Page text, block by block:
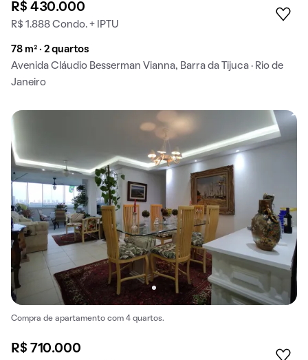
R$ 430.000
R$ 1.888 Condo. + IPTU
78 m² · 2 quartos
Avenida Cláudio Besserman Vianna, Barra da Tijuca · Rio de
Janeiro
Compra de apartamento com 4 quartos.
R$ 710.000